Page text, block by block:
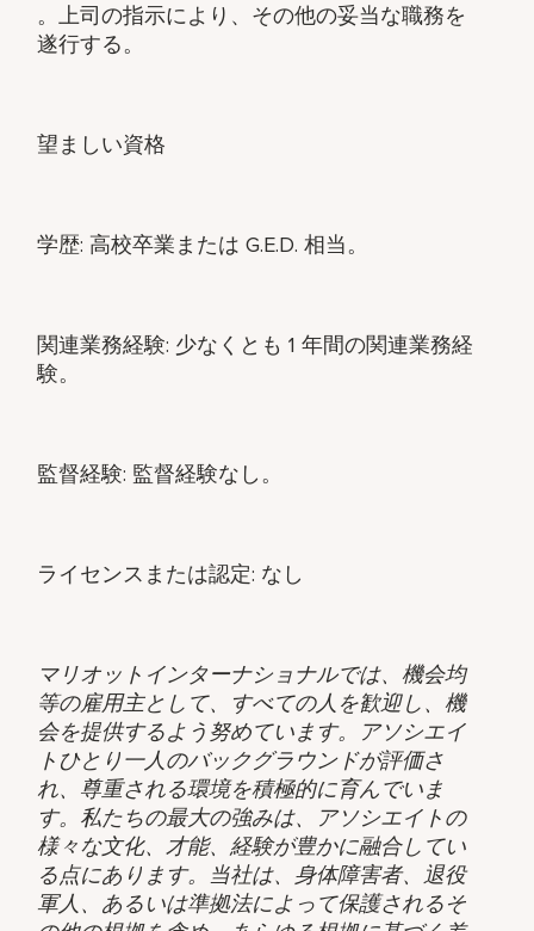
。上司の指示により、その他の妥当な職務を
遂行する。
望ましい資格
学歴: 高校卒業または G.E.D. 相当。
関連業務経験: 少なくとも 1 年間の関連業務経
験。
監督経験: 監督経験なし。
ライセンスまたは認定: なし
マリオットインターナショナルでは、機会均
等の雇用主として、すべての人を歓迎し、機
会を提供するよう努めています。アソシエイ
トひとり一人のバックグラウンドが評価さ
れ、尊重される環境を積極的に育んでいま
す。私たちの最大の強みは、アソシエイトの
様々な文化、才能、経験が豊かに融合してい
る点にあります。当社は、身体障害者、退役
軍人、あるいは準拠法によって保護されるそ